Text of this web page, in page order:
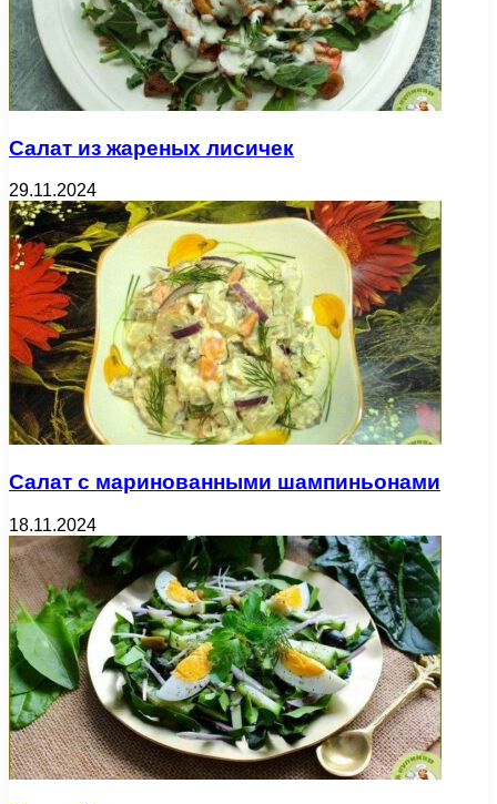
Салат из жареных лисичек
29.11.2024
Салат с маринованными шампиньонами
18.11.2024